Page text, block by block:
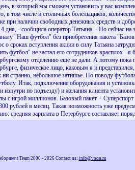
день, в который мы сможем установить у
числе и столичных болельщиков,
наличии свободных денежных средств и
- сообщила оператор Татьяна. - Но сейчас
"Наш футбол" без приобретения пакета
о сроках вступления акции в силу
футбол" не застал его сотрудников врасплох -
отделению еще не дали. А потому пока
физическое лицо, каковым я и
странно, небольшое затишье. По поводу
Итак, подключение оборудования и
по подъезду) и желания клиента
с игрой миллионов. Базовый пакет +
в месяц. Такая возможность уже
средняя зарплата в Петербурге составляет
Team2000 - 2026 Contact us: info@voon.ru